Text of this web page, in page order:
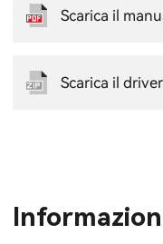
Scarica il
Scarica il